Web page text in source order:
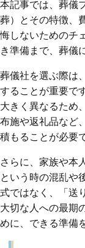
本記事では、葬儀
葬）とその特徴、
悔しないためのチ
き準備まで、葬儀
葬儀社を選ぶ際は
することが重要で
大きく異なるため
布施や返礼品など
積もることが必要
さらに、家族や本
という時の混乱や
式ではなく、「送
大切な人への最期
めに、できる準備